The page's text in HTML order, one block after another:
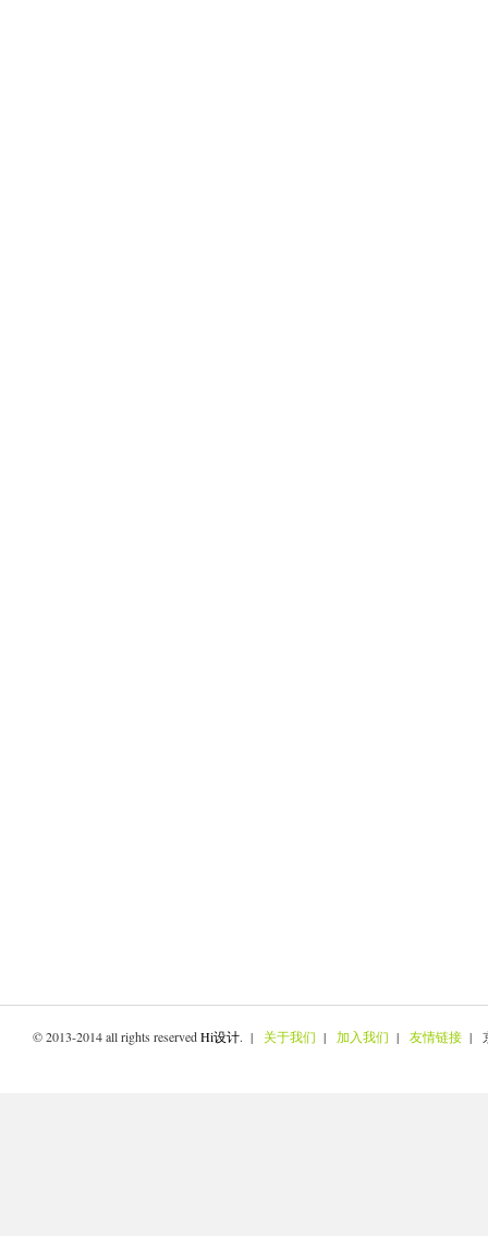
© 2013-2014 all rights reservedHi设计. | 关于我们 | 加入我们 | 友情链接 |